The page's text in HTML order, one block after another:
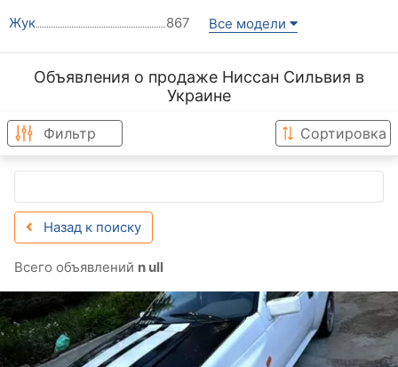
Жук
867 Все модели
Объявления о продаже Ниссан Сильвия в
Украине
Фильтр Сортировка
Назад к поиску
Всего объявлений n ull